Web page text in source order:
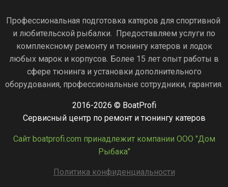
Профессиональная подготовка катеров для спортивной
и любительской рыбалки. Предоставляем услуги по
комплексному ремонту и тюнингу катеров и лодок
любых марок и корпусов. Более 15 лет опыт работы в
сфере тюнинга и установки дополнительного
оборудования, профессиональные сотрудники, гарантия.
2016-2026 © BoatProfi
Сервисный центр по ремонт и тюнингу катеров
Сайт boatprofi.com принадлежит компании ООО "Дом
Рыбака"
Политика конфиденциальности